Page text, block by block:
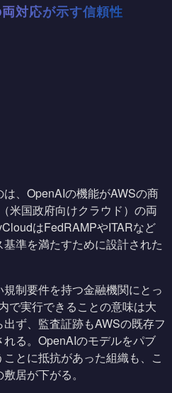
対応が示す信頼性
、OpenAIの機能がAWSの商
米国政府向けクラウド）の両
はFedRAMPやITARなど
準を満たすために設計された
制要件を持つ金融機関にとっ
で実行できることの意味は大
ず、監査証跡もAWSの既存フ
る。OpenAIのモデルをパブ
とに抵抗があった組織も、こ
居が下がる。